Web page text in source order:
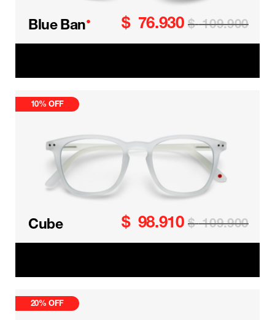
Blue Ban• $ 76.930 $ 109.900
10% OFF
Cube $ 98.910 $ 109.900
20% OFF